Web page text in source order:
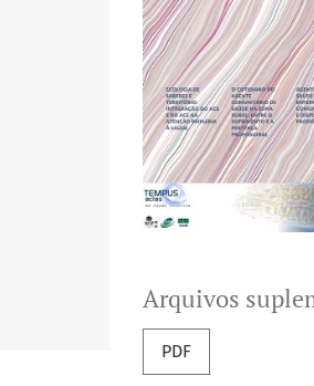
Arquivos
PDF